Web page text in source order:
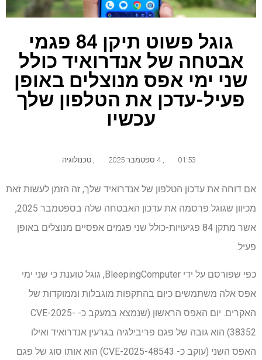
גוגל פשוט תיקן 84 פגמי
אבטחה של אנדרואיד כולל
שני ימי אפס מנוצלים באופן
פעיל-עדכן את הטלפון שלך
עכשיו
01:53 4 ספטמבר 2025 טכנולוגיה
אם דוחה את עדכון הטלפון של אנדרואיד שלך, זה הזמן לעשות זאת
מכיוון שגוגל פרסמה את עדכון האבטחה שלה בספטמבר 2025,
אשר מתקן 84 פגיעויות-כולל שני פגמים אפסיים מנוצלים באופן
פעיל.
כפי שפורסם על ידי BleepingComputer, גוגל טוענת כי שני ימי
אפס אלה משתמשים כיום בהתקפות מוגבלות וממוקדות של
האקרים. יום האפס הראשון (שנמצא במעקב כ- CVE-2025-
38352) הוא גובה של פגם פריבילגיה בגרעין אנדרואיד ואילו
האפס השני (עוקב כ- CVE-2025-48543) הוא אותו סוג של פגם